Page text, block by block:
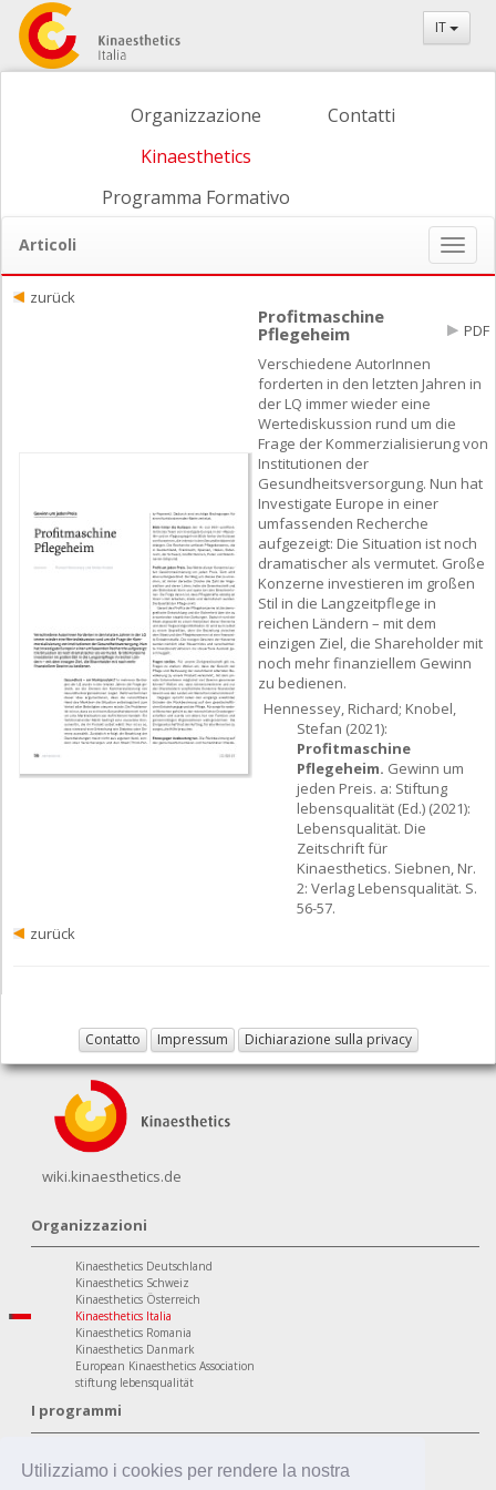
Utilizziamo i cookies per rendere la nostra
IT
Organizzazione
Kinaesthetics
Programma Formativo
Contatti
Articoli
ein-/
zurück
Profitmaschine
Pflegeheim
PDF
Verschiedene AutorInnen
forderten in den letzten Jahren in
der LQ immer wieder eine
Wertediskussion rund um die
Frage der Kommerzialisierung von
Institutionen der
Gesundheitsversorgung. Nun hat
Investigate Europe in einer
umfassenden Recherche
aufgezeigt: Die Situation ist noch
dramatischer als vermutet. Große
Konzerne investieren im großen
Stil in die Langzeitpflege in
reichen Ländern – mit dem
einzigen Ziel, die Shareholder mit
noch mehr finanziellem Gewinn
zu bedienen.
Hennessey, Richard; Knobel,
Stefan (2021):
Profitmaschine
Pflegeheim. Gewinn um
jeden Preis. a: Stiftung
lebensqualität (Ed.) (2021):
Lebensqualität. Die
Zeitschrift für
Kinaesthetics. Siebnen, Nr.
2: Verlag Lebensqualität. S.
56-57.
zurück
Contatto Impressum Dichiarazione sulla privacy
wiki.kinaesthetics.de
Organizzazioni
Kinaesthetics Deutschland
Kinaesthetics Schweiz
Kinaesthetics Österreich
Kinaesthetics Italia
Kinaesthetics Romania
Kinaesthetics Danmark
European Kinaesthetics Association
stiftung lebensqualität
I programmi
Kinaesthetics Qualità di Vita nella Terza Età
Kinaesthetics Salute sul Posto di Lavoro